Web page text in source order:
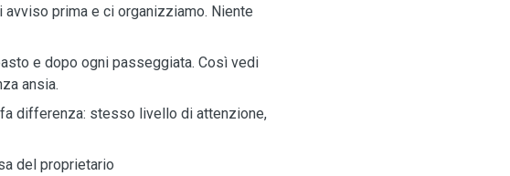
prima e ci organizziamo. Niente
e dopo ogni passeggiata. Così vedi
ansia.
differenza: stesso livello di attenzione,
del proprietario